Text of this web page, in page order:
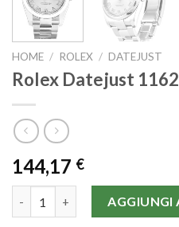
HOME / ROLEX / DATEJUST
Rolex Datejust
144,17 €
AGGIUNGI